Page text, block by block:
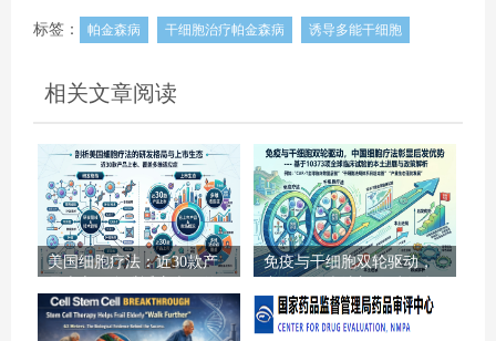
标签： 帕金森病 干细胞治疗帕金森病 诱导多能干细胞
相关文章阅读
美国细胞疗法：近30款产
研发格局与生态解码
免疫与干细胞双轮驱动，
势–基于10373项全球临床
试验的本土进展与政策解